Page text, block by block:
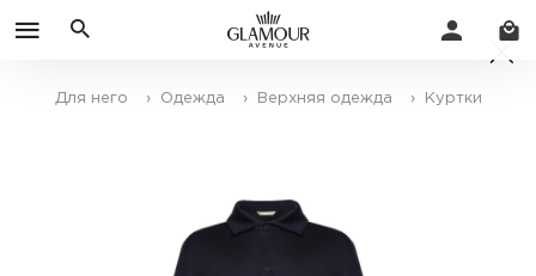
Для него › Одежда › Верхняя одежда › Куртки